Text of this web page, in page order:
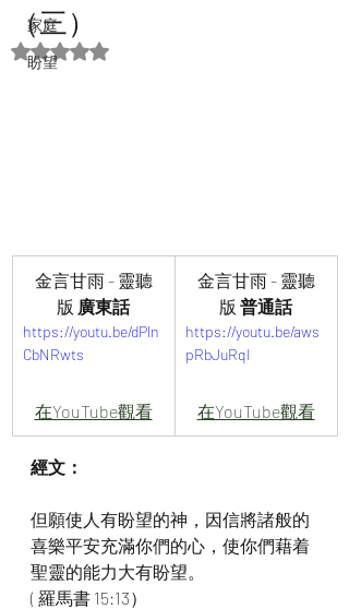
家庭
盼望
（三）
評等為 NaN（最高為 5 顆星）。
金言甘雨 - 靈聽
版 廣東話
https://youtu.be/dPln
CbNRwts
在YouTube觀看
金言甘雨 - 靈聽
版 普通話
https://youtu.be/aws
pRbJuRqI
在YouTube觀看
經文：
但願使人有盼望的神，因信將諸般的
喜樂平安充滿你們的心，使你們藉着
聖靈的能力大有盼望。
( 羅馬書 15:13）